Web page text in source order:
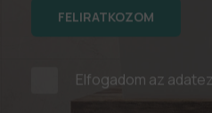
FELIRATKOZOM
Elfogadom az